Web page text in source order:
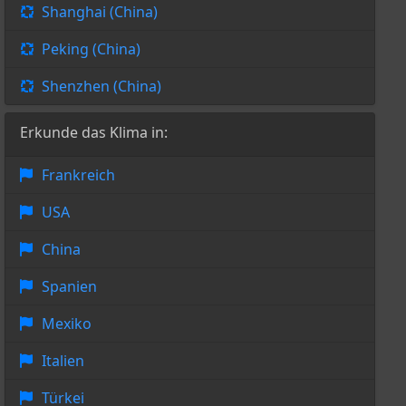
Shanghai (China)
Peking (China)
Shenzhen (China)
Erkunde das Klima in:
Frankreich
USA
China
Spanien
Mexiko
Italien
Türkei